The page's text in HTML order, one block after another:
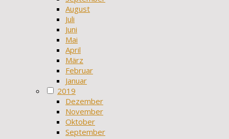
August
Juli
Juni
Mai
April
März
Februar
Januar
2019
Dezember
November
Oktober
September